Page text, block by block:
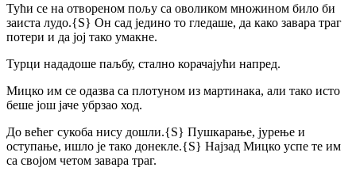
Тући се на отвореном пољу са оволиком множином било би
заиста лудо.{S} Он сад једино то гледаше, да како завара траг
потери и да јој тако умакне.
Турци нададоше паљбу, стално корачајући напред.
Мицко им се одазва са плотуном из мартинака, али тако исто
беше још јаче убрзао ход.
До већег сукоба нису дошли.{S} Пушкарање, јурење и
оступање, ишло је тако донекле.{S} Најзад Мицко успе те им
са својом четом завара траг.